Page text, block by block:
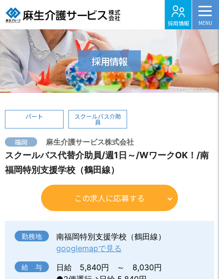
採用情報
採用情報
パート スクールバス介助
員
福岡 麻生介護サービス株式会社
スクールバス代替介助員/週1日～/WワークOK！/南
福岡特別支援学校（鶴田線）
この求人に応募する
勤務地
南福岡特別支援学校（鶴田線）
googlemapで見る
給 与
日給 5,840円 ～ 8,030円